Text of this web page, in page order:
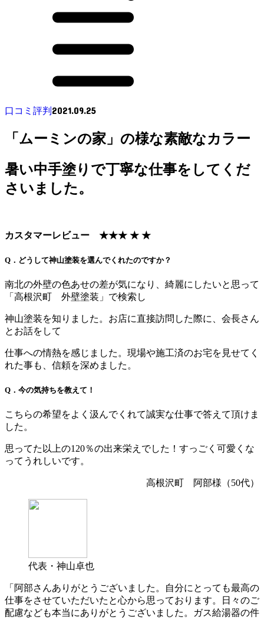
口コミ評判 2021.09.25
「ムーミンの家」の様な素敵なカラー
暑い中手塗りで丁寧な仕事をしてくだ
さいました。
カスタマーレビュー ★★★ ★ ★
Q．どうして神山塗装を選んでくれたのですか？
南北の外壁の色あせの差が気になり、綺麗にしたいと思って
「高根沢町 外壁塗装」で検索し
神山塗装を知りました。お店に直接訪問した際に、会長さん
とお話をして
仕事への情熱を感じました。現場や施工済のお宅を見せてく
れた事も、信頼を深めました。
Q．今の気持ちを教えて！
こちらの希望をよく汲んでくれて誠実な仕事で答えて頂けま
した。
思ってた以上の120％の出来栄えでした！すっごく可愛くな
ってうれしいです。
高根沢町 阿部様（50代）
代表・神山卓也
「阿部さんありがとうございました。自分にとっても最高の
仕事をさせていただいたと心から思っております。日々のご
配慮なども本当にありがとうございました。ガス給湯器の件